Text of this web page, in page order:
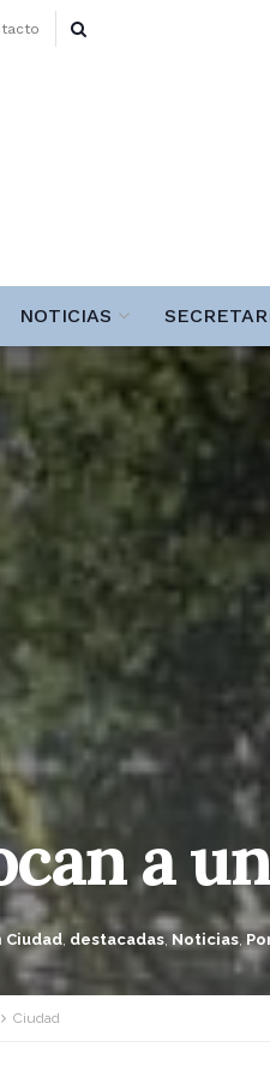
NOTICIAS
a
Ciudad, destacadas, Noticias,
Ciudad